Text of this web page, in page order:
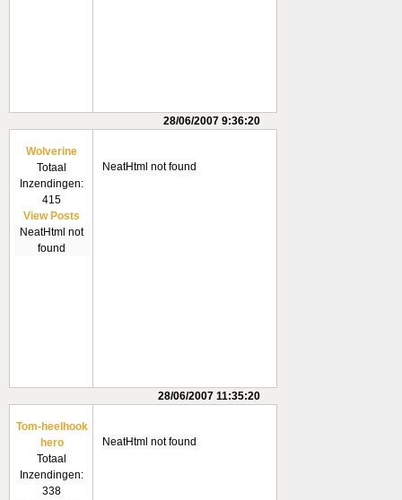
28/06/2007 9:36:20
Wolverine
Totaal
Inzendingen:
415
View Posts
NeatHtml not
found
NeatHtml not found
28/06/2007 11:35:20
Tom-heelhook
hero
Totaal
Inzendingen:
338
NeatHtml not found